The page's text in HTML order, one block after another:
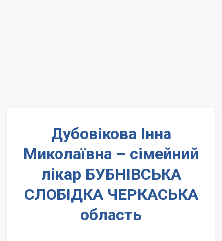
Дубовікова Інна
Миколаївна – сімейний
лікар БУБНІВСЬКА
СЛОБІДКА ЧЕРКАСЬКА
область